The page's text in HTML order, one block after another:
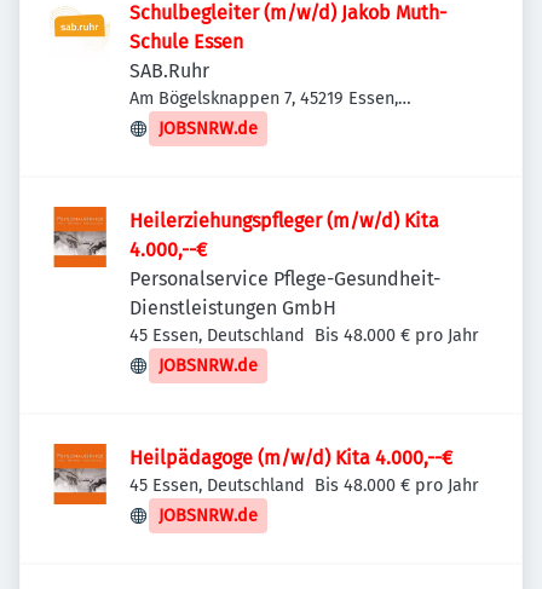
Schulbegleiter (m/w/d) Jakob Muth-
Schule Essen
SAB.Ruhr
Am Bögelsknappen 7, 45219 Essen,
Deutschland
JOBSNRW.de
Heilerziehungspfleger (m/w/d) Kita
4.000,--€
Personalservice Pflege-Gesundheit-
Dienstleistungen GmbH
45 Essen, Deutschland
Bis 48.000 € pro Jahr
JOBSNRW.de
Heilpädagoge (m/w/d) Kita 4.000,--€
45 Essen, Deutschland
Bis 48.000 € pro Jahr
JOBSNRW.de